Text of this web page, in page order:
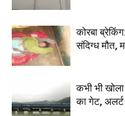
कोरबा
संदिग्ध मौत,
कभी भी
का गेट, अलर्ट